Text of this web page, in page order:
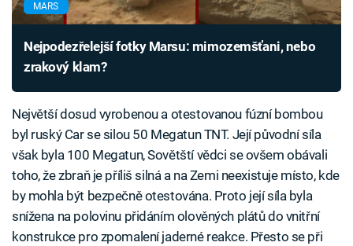
MARS
Nejpodezřelejší fotky Marsu: mimozemšťani, nebo
zrakový klam?
Největší dosud vyrobenou a otestovanou fúzní bombou
byl ruský Car se silou 50 Megatun TNT. Její původní síla
však byla 100 Megatun, Sovětští vědci se ovšem obávali
toho, že zbraň je příliš silná a na Zemi neexistuje místo, kde
by mohla být bezpečně otestována. Proto její síla byla
snížena na polovinu přidáním olověných plátů do vnitřní
konstrukce pro zpomalení jaderné reakce. Přesto se při